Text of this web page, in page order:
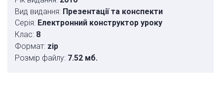
Вид видання: Презентації та конспекти
Серія: Електронний конструктор уроку
Клас: 8
Формат: zip
Розмір файлу: 7.52 мб.